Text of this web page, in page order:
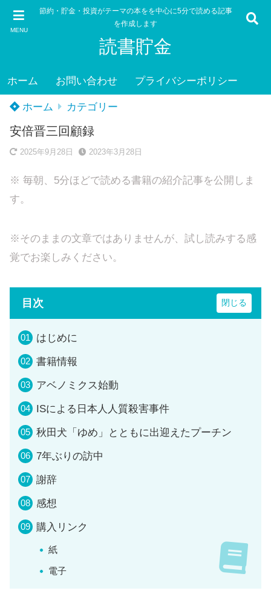
MENU
節約・貯金・投資がテーマの本をを中心に5分で読める記事
を作成します
読書貯金
ホーム お問い合わせ プライバシーポリシー
ホーム カテゴリー
安倍晋三回顧録
2025年9月28日 2023年3月28日
※ 毎朝、5分ほどで読める書籍の紹介記事を公開しま
す。
※そのままの文章ではありませんが、試し読みする感
覚でお楽しみください。
目次
はじめに
書籍情報
アベノミクス始動
ISによる日本人人質殺害事件
秋田犬「ゆめ」とともに出迎えたプーチン
7年ぶりの訪中
謝辞
感想
購入リンク
紙
電子